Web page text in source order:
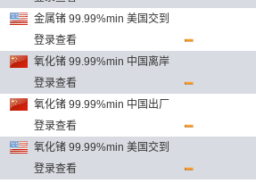
金属锗 99.99%min 美国交到
登录查看
氧化锗 99.99%min 中国离岸
登录查看
氧化锗 99.99%min 中国出厂
登录查看
氧化锗 99.99%min 美国交到
登录查看